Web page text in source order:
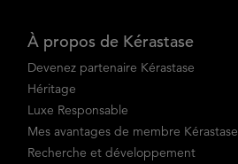
À propos de Kérastase
Devenez partenaire Kérastase
Héritage
Luxe Responsable
Mes avantages de membre Kérastase
Recherche et développement